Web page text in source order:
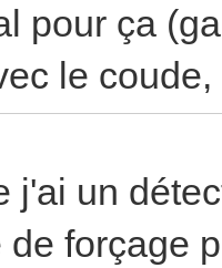
pour ça
le coude,
j'ai un
forçage